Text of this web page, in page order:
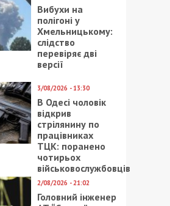
Вибухи на
полігоні у
Хмельницькому:
слідство
перевіряє дві
версії
3/08/2026 - 13:30
В Одесі чоловік
відкрив
стрілянину по
працівниках
ТЦК: поранено
чотирьох
військовослужбовців
2/08/2026 - 21:02
Головний інженер